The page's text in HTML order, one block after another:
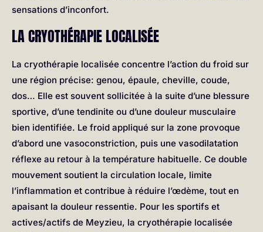
sensations d’inconfort.
LA CRYOTHÉRAPIE LOCALISÉE
La cryothérapie localisée concentre l’action du froid sur
une région précise: genou, épaule, cheville, coude,
dos… Elle est souvent sollicitée à la suite d’une blessure
sportive, d’une tendinite ou d’une douleur musculaire
bien identifiée. Le froid appliqué sur la zone provoque
d’abord une vasoconstriction, puis une vasodilatation
réflexe au retour à la température habituelle. Ce double
mouvement soutient la circulation locale, limite
l’inflammation et contribue à réduire l’œdème, tout en
apaisant la douleur ressentie. Pour les sportifs et
actives/actifs de Meyzieu, la cryothérapie localisée